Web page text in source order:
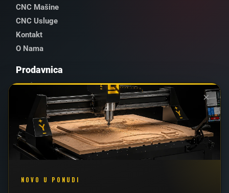
CNC Mašine
CNC Usluge
Kontakt
O Nama
Prodavnica
Prodavnica
Vaša Korpa
Plaćanje Korpe
Lista Želja
Moj Nalog
Politika Privatnosti
×
NOVO U PONUDI